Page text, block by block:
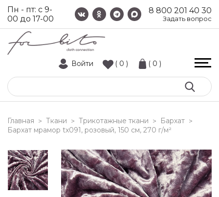
8 800 201 40 30
Задать вопрос
Пн - пт: с 9-
00 до 17-00
Войти ( 0 ) ( 0 )
Главная > Ткани > Трикотажные ткани > Бархат >
бархат мрамор tx091, розовый, 150 см, 270 г/м²